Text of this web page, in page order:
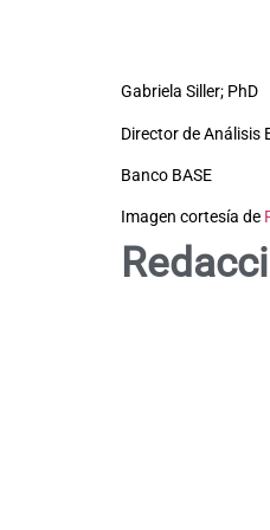
Gabriela Siller; PhD
Director de Análisis
Banco BASE
Imagen cortesía de